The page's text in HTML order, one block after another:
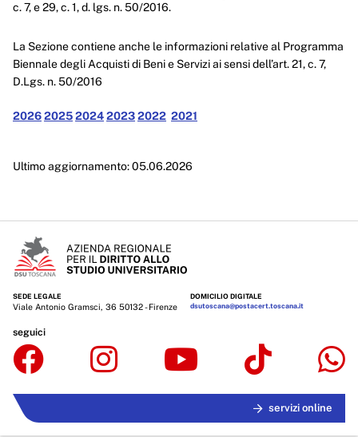
Performance
Enti controllati
Attività e procedimenti
Provvedimenti
Provvedimenti dirigenti amministrativi
Sovvenzioni, contributi, sussidi, vantaggi economici
Bilanci
Beni immobili e gestione patrimonio
Controlli e rilievi sull'amministrazione
Servizi erogati
c. 7, e 29, c. 1, d. lgs. n. 50/2016.
La Sezione contiene anche le informazioni relative al Programma
Biennale degli Acquisti di Beni e Servizi ai sensi dell’art. 21, c. 7,
D.Lgs. n. 50/2016
20262025202420232022 2021
Ultimo aggiornamento: 05.06.2026
SEDE LEGALE
Viale Antonio Gramsci, 36 50132 - Firenze
DOMICILIO DIGITALE
dsutoscana@postacert.toscana.it
seguici
servizi online